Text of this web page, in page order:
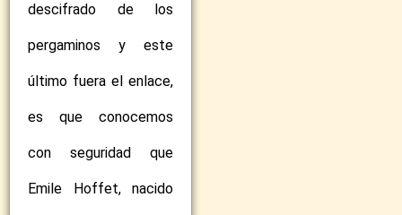
descifrado de los
pergaminos y este
último fuera el enlace,
es que conocemos
con seguridad que
Emile Hoffet, nacido